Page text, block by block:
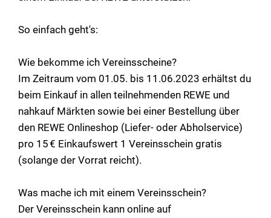
So einfach geht's:
Wie bekomme ich Vereinsscheine?
Im Zeitraum vom 01.05. bis 11.06.2023 erhältst du
beim Einkauf in allen teilnehmenden REWE und
nahkauf Märkten sowie bei einer Bestellung über
den REWE Onlineshop (Liefer- oder Abholservice)
pro 15 € Einkaufswert 1 Vereinsschein gratis
(solange der Vorrat reicht).
Was mache ich mit einem Vereinsschein?
Der Vereinsschein kann online auf